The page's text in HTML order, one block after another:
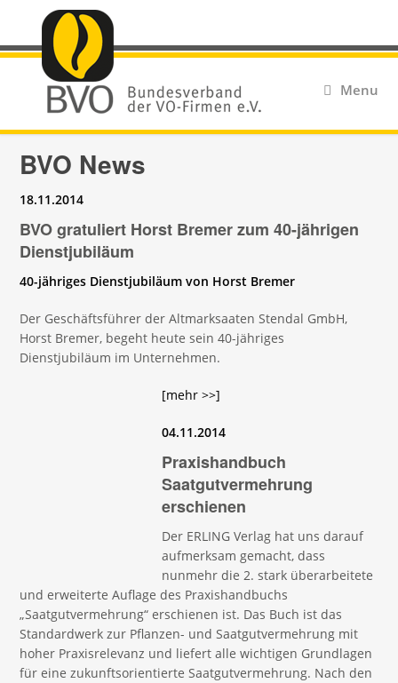
Menu
BVO News
18.11.2014
BVO gratuliert Horst Bremer zum 40-jährigen
Dienstjubiläum
40-jähriges Dienstjubiläum von Horst Bremer
Der Geschäftsführer der Altmarksaaten Stendal GmbH,
Horst Bremer, begeht heute sein 40-jähriges
Dienstjubiläum im Unternehmen.
[mehr >>]
04.11.2014
Praxishandbuch
Saatgutvermehrung
erschienen
Der ERLING Verlag hat uns darauf
aufmerksam gemacht, dass
nunmehr die 2. stark überarbeitete
und erweiterte Auflage des Praxishandbuchs
„Saatgutvermehrung“ erschienen ist. Das Buch ist das
Standardwerk zur Pflanzen- und Saatgutvermehrung mit
hoher Praxisrelevanz und liefert alle wichtigen Grundlagen
für eine zukunftsorientierte Saatgutvermehrung. Nach den